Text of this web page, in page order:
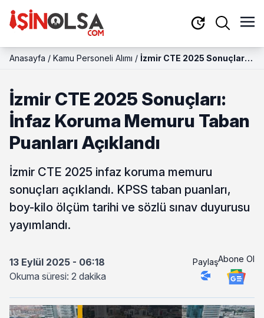
Anasayfa / Kamu Personeli Alımı / İzmir CTE 2025 Sonuçları:
İzmir CTE 2025 Sonuçları:
İnfaz Koruma Memuru Taban
Puanları Açıklandı
İzmir CTE 2025 infaz koruma memuru
sonuçları açıklandı. KPSS taban puanları,
boy-kilo ölçüm tarihi ve sözlü sınav duyurusu
yayımlandı.
13 Eylül 2025 - 06:18
Okuma süresi: 2 dakika
PaylaşAbone Ol